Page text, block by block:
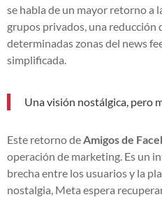
se habla de un mayor retorno a
grupos privados, una reducción
determinadas zonas del news
simplificada.
Una visión nostálgica, pero
Este retorno de Amigos de
operación de marketing. Es un
brecha entre los usuarios y la
nostalgia, Meta espera